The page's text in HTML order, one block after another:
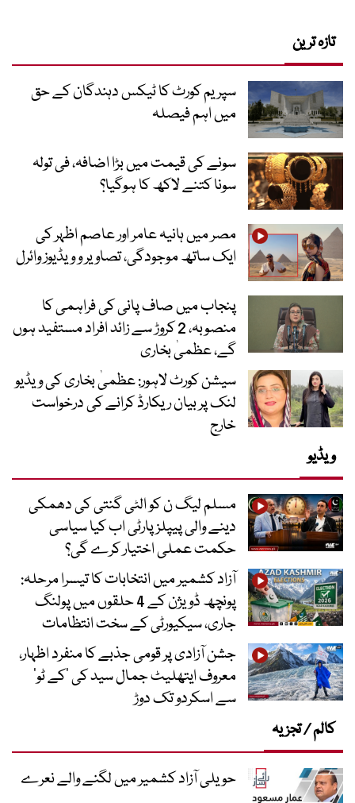
تازہ ترین
سپریم کورٹ کا ٹیکس دہندگان کے حق
میں اہم فیصلہ
سونے کی قیمت میں بڑا اضافہ، فی تولہ
سونا کتنے لاکھ کا ہوگیا؟
مصر میں ہانیہ عامر اور عاصم اظہر کی
ایک ساتھ موجودگی، تصاویر و ویڈیوز وائرل
پنجاب میں صاف پانی کی فراہمی کا
منصوبہ، 2 کروڑ سے زائد افراد مستفید ہوں
گے، عظمیٰ بخاری
سیشن کورٹ لاہور: عظمیٰ بخاری کی ویڈیو
لنک پر بیان ریکارڈ کرانے کی درخواست
خارج
ویڈیو
مسلم لیگ ن کو الٹی گنتی کی دھمکی
دینے والی پیپلز پارٹی اب کیا سیاسی
حکمت عملی اختیار کرے گی؟
آزاد کشمیر میں انتخابات کا تیسرا مرحلہ:
پونچھ ڈویژن کے 4 حلقوں میں پولنگ
جاری، سیکیورٹی کے سخت انتظامات
جشن آزادی پر قومی جذبے کا منفرد اظہار،
معروف ایتھلیٹ جمال سید کی ’کے ٹو‘
سے اسکردو تک دوڑ
کالم / تجزیہ
حویلی آزاد کشمیر میں لگنے والے نعرے